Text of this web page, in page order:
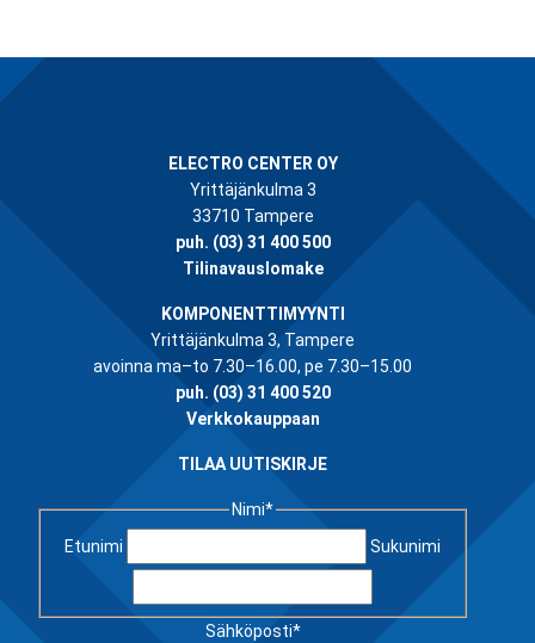
ELECTRO CENTER OY
Yrittäjänkulma 3
33710 Tampere
puh. (03) 31 400 500
Tilinavauslomake
KOMPONENTTIMYYNTI
Yrittäjänkulma 3, Tampere
avoinna ma–to 7.30–16.00, pe 7.30–15.00
puh. (03) 31 400 520
Verkkokauppaan
TILAA UUTISKIRJE
Nimi*
Etunimi
Sukunimi
Sähköposti*